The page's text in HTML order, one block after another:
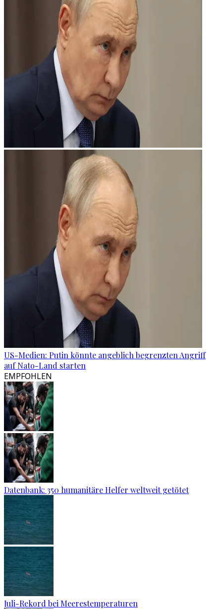
US-Medien: Putin könnte angeblich begrenzten Angriff
auf Nato-Land starten
EMPFOHLEN
Datenbank: 350 humanitäre Helfer weltweit getötet
Juli-Rekord bei Meerestemperaturen